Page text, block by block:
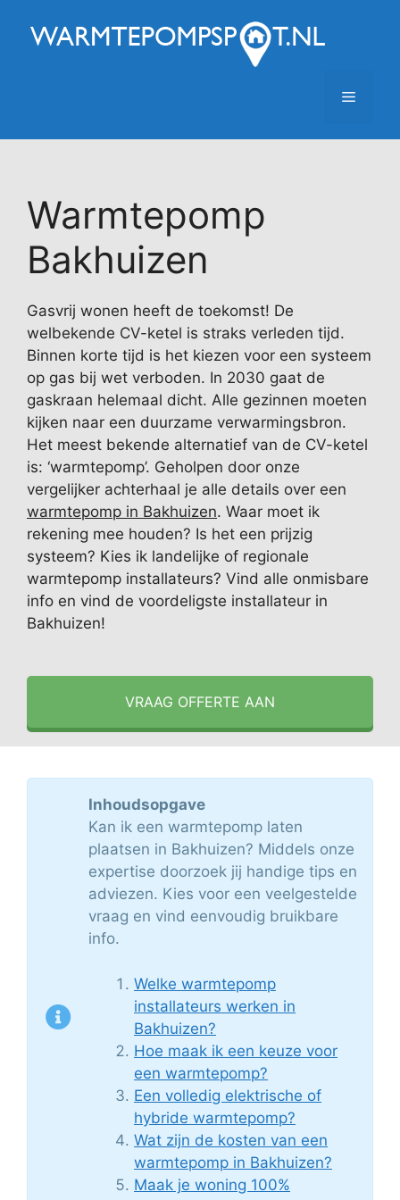
naar
Menu
Warmtepomp
Bakhuizen
Gasvrij wonen heeft de toekomst! De
welbekende CV-ketel is straks verleden tijd.
Binnen korte tijd is het kiezen voor een systeem
op gas bij wet verboden. In 2030 gaat de
gaskraan helemaal dicht. Alle gezinnen moeten
kijken naar een duurzame verwarmingsbron.
Het meest bekende alternatief van de CV-ketel
is: ‘warmtepomp’. Geholpen door onze
vergelijker achterhaal je alle details over een
warmtepomp in Bakhuizen. Waar moet ik
rekening mee houden? Is het een prijzig
systeem? Kies ik landelijke of regionale
warmtepomp installateurs? Vind alle onmisbare
info en vind de voordeligste installateur in
Bakhuizen!
VRAAG OFFERTE AAN
Inhoudsopgave
Kan ik een warmtepomp laten
plaatsen in Bakhuizen? Middels onze
expertise doorzoek jij handige tips en
adviezen. Kies voor een veelgestelde
vraag en vind eenvoudig bruikbare
info.
Welke warmtepomp
installateurs werken in
Bakhuizen?
Hoe maak ik een keuze voor
een warmtepomp?
Een volledig elektrische of
hybride warmtepomp?
Wat zijn de kosten van een
warmtepomp in Bakhuizen?
Maak je woning 100%